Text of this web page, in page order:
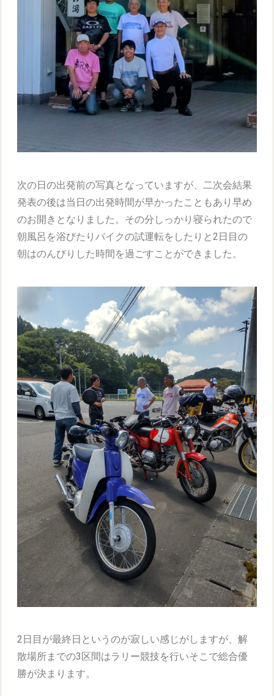
次の日の出発前の写真となっていますが、二次会結果
発表の後は当日の出発時間が早かったこともあり早め
のお開きとなりました。その分しっかり寝られたので
朝風呂を浴びたりバイクの試運転をしたりと2日目の
朝はのんびりした時間を過ごすことができました。
2日目が最終日というのが寂しい感じがしますが、解
散場所までの3区間はラリー競技を行いそこで総合優
勝が決まります。